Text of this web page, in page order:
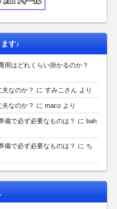
す♪
用はどれくらい掛かるのか？
なのか？ に すみこさん より
なのか？ に maco より
備で必ず必要なものは？ に bah
備で必ず必要なものは？ に ち